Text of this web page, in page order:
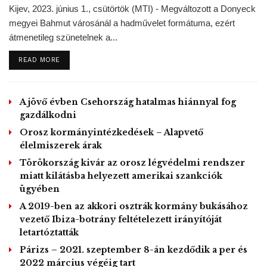
Az iskolák bezárását és a nagy tömegeket vonzó
szabadtéri rendezvények tilalmát azonban a brit hatóságok
eddig nem rendelték el, és ez éles kontrasztban áll azokkal
a drákói korlátozó intézkedésekkel, amelyeket sok más
A 229 tudós által aláírt nyílt levél szerint mindazonáltal a
Nagy-Britanniában azonosított fertőzések száma a
jelenlegi adatok szerint összhangban van azzal a
Olaszországban, Spanyolországban, Franciaországban és
Németországban már korábban megfigyeltek.
Ugyanezek az adatok arra vallanak, hogy a nagy-britanniai
emelkedhet – áll a felhívásban.
Kijev, 2023. június 1., csütörtök (MTI) - Megváltozott a Donyeck
megyei Bahmut városánál a hadművelet formátuma, ezért
átmenetileg szünetelnek a...
READ MOREDETAILS
A jövő évben Csehország hatalmas hiánnyal fog
gazdálkodni
Orosz kormányintézkedések – Alapvető
élelmiszerek árak
Törökország kivár az orosz légvédelmi rendszer
miatt kilátásba helyezett amerikai szankciók
ügyében
A 2019-ben az akkori osztrák kormány bukásához
vezető Ibiza-botrány feltételezett irányítóját
letartóztatták
Párizs – 2021. szeptember 8-án kezdődik a per és
2022 március végéig tart